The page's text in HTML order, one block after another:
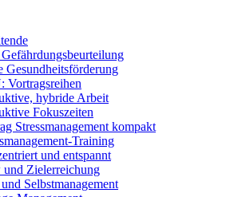
Gesundheitsförderung
Vortragsreihen
hybride Arbeit
Fokuszeiten
Stressmanagement kompakt
Training
und entspannt
Zielerreichung
Selbstmanagement